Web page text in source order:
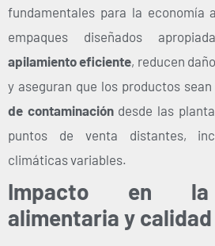
fundamentales para la economía
empaques diseñados
apilamiento eficiente, reducen
y aseguran que los productos
de contaminacióndesde las
puntos de venta distantes,
climáticas variables.
Impacto en la
alimentaria y calidad